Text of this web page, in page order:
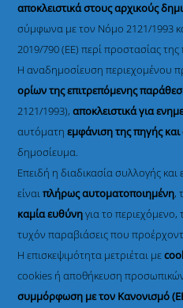
αποκλειστικά στους αρχικούς
σύμφωνα με τον Νόμο 2121/1993
2019/790 (ΕΕ) περί προστασίας της
Η αναδημοσίευση περιεχομένου
ορίων της επιτρεπόμενης
2121/1993), αποκλειστικά για
αυτόματηεμφάνιση της πηγής
δημοσίευμα.
Επειδή η διαδικασία συλλογής
είναιπλήρως αυτοματοποιημένη,
καμία ευθύνηγια το περιεχόμενο,
τυχόν παραβιάσεις που
Η επισκεψιμότητα μετριέται με
cookies ή αποθήκευση
συμμόρφωση με τον Κανονισμό